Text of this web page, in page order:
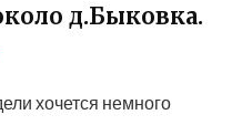
д.Быковка.
хочется немного